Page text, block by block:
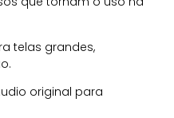
telas grandes,
original para